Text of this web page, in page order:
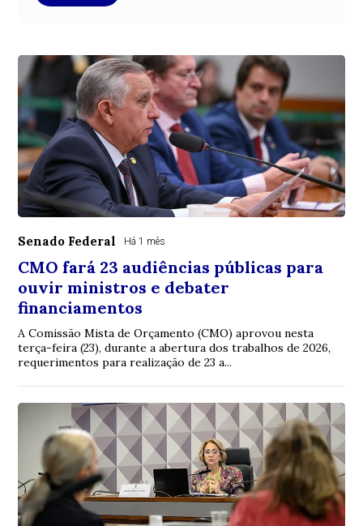
Senado Federal Há 1 mês
CMO fará 23 audiências públicas para
ouvir ministros e debater
financiamentos
A Comissão Mista de Orçamento (CMO) aprovou nesta
terça-feira (23), durante a abertura dos trabalhos de 2026,
requerimentos para realização de 23 a...